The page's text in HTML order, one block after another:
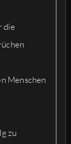
die
Menschen
zu